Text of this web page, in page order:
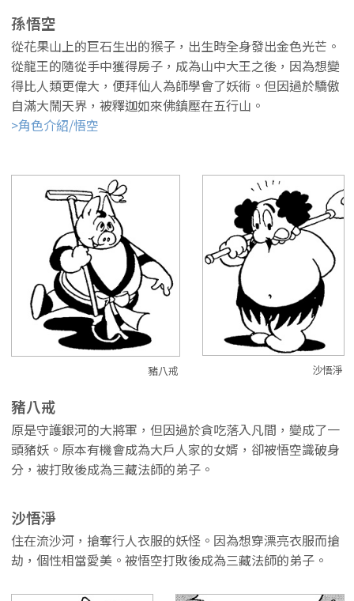
孫悟空
從花果山上的巨石生出的猴子，出生時全身發出金色光芒。
從龍王的隨從手中獲得房子，成為山中大王之後，因為想變
得比人類更偉大，便拜仙人為師學會了妖術。但因過於驕傲
自滿大鬧天界，被釋迦如來佛鎮壓在五行山。
>角色介紹/悟空
豬八戒 沙悟淨
豬八戒
原是守護銀河的大將軍，但因過於貪吃落入凡間，變成了一
頭豬妖。原本有機會成為大戶人家的女婿，卻被悟空識破身
分，被打敗後成為三藏法師的弟子。
沙悟淨
住在流沙河，搶奪行人衣服的妖怪。因為想穿漂亮衣服而搶
劫，個性相當愛美。被悟空打敗後成為三藏法師的弟子。